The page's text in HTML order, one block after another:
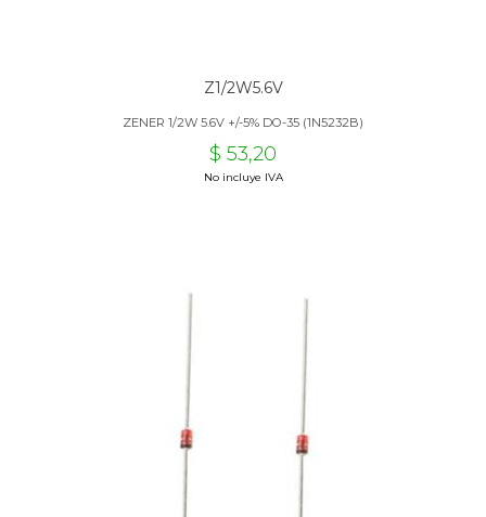
Z1/2W5.6V
ZENER 1/2W 5.6V +/-5% DO-35 (1N5232B)
$ 53,20
No incluye IVA